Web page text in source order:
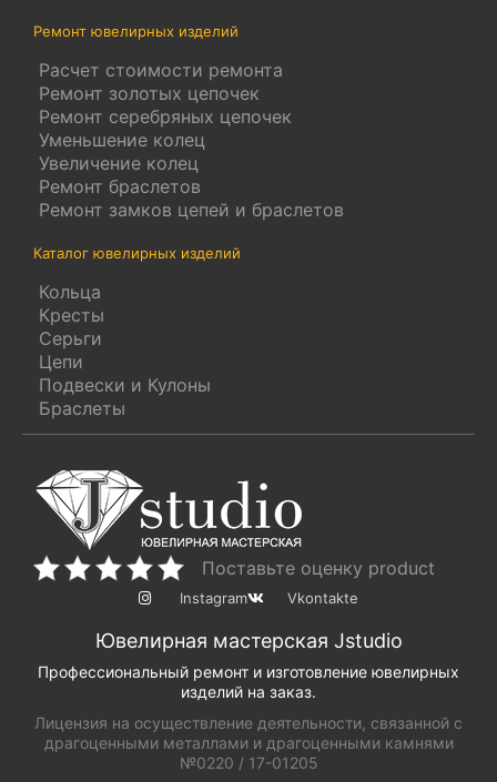
Ремонт ювелирных изделий
Расчет стоимости ремонта
Ремонт золотых цепочек
Ремонт серебряных цепочек
Уменьшение колец
Увеличение колец
Ремонт браслетов
Ремонт замков цепей и браслетов
Каталог ювелирных изделий
Кольца
Кресты
Серьги
Цепи
Подвески и Кулоны
Браслеты
Поставьте оценку product
Instagram Vkontakte
Ювелирная мастерская Jstudio
Профессиональный ремонт и изготовление ювелирных
изделий на заказ.
Лицензия на осуществление деятельности, связанной с
драгоценными металлами и драгоценными камнями
№0220 / 17-01205